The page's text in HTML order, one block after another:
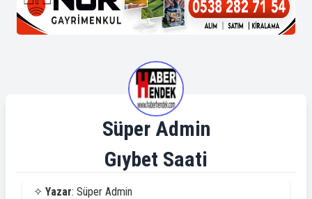
Süper Admin
Gıybet Saati
✧ Yazar: Süper Admin